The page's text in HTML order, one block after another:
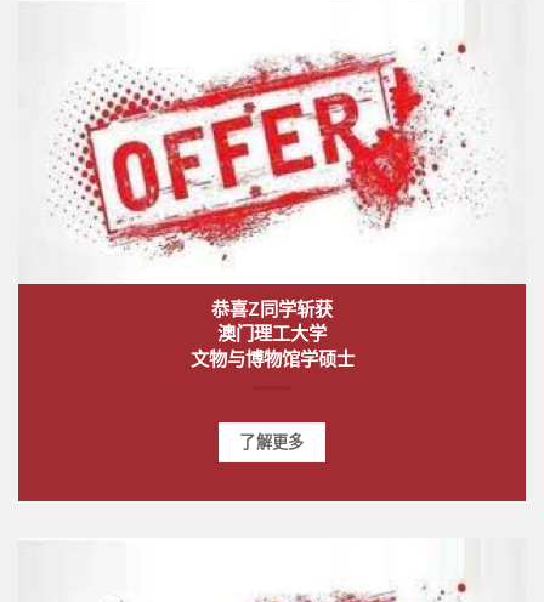
恭喜Z同学斩获
澳门理工大学
文物与博物馆学硕士
了解更多